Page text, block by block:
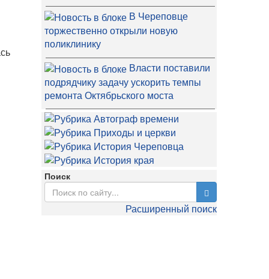
В Череповце
торжественно открыли новую
поликлинику
Власти поставили
подрядчику задачу ускорить темпы
ремонта Октябрьского моста
Поиск
Расширенный поиск